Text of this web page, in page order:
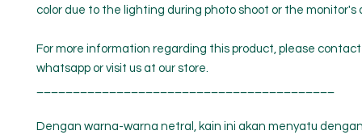
color due to the lighting during photo shoot or the monitor's
For more information regarding this product, please
whatsapp or visit us at our store.
Dengan warna-warna netral, kain ini akan menyatu